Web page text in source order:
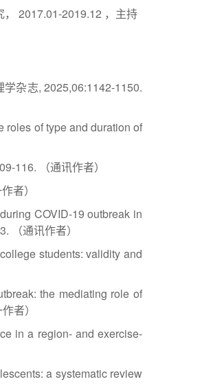
2017.01-2019.12 ，主持
杂志, 2025,06:1142-1150.
roles of type and duration of
116. （通讯作者）
者）
COVID-19 outbreak in
（通讯作者）
students: validity and
the mediating role of
者）
in a region- and exercise-
a systematic review